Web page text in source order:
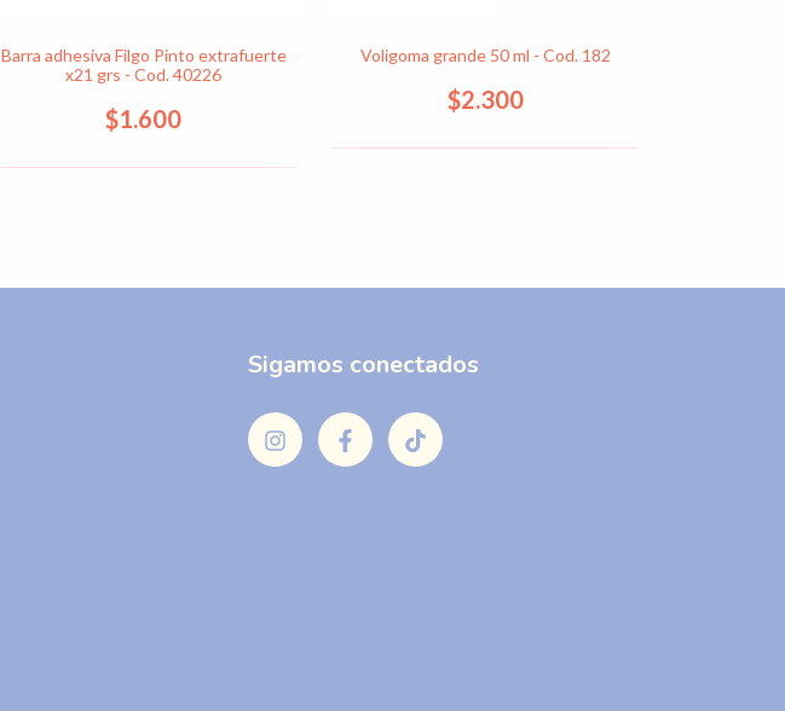
Barra adhesiva Filgo Pinto extrafuerte
x21 grs - Cod. 40226
$1.600
Voligoma grande 50 ml - Cod. 182
$2.300
Sigamos conectados